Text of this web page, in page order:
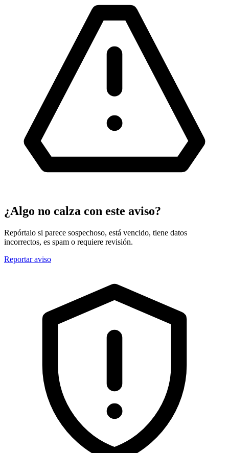
¿Algo no calza con este aviso?
Repórtalo si parece sospechoso, está vencido, tiene datos
incorrectos, es spam o requiere revisión.
Reportar aviso